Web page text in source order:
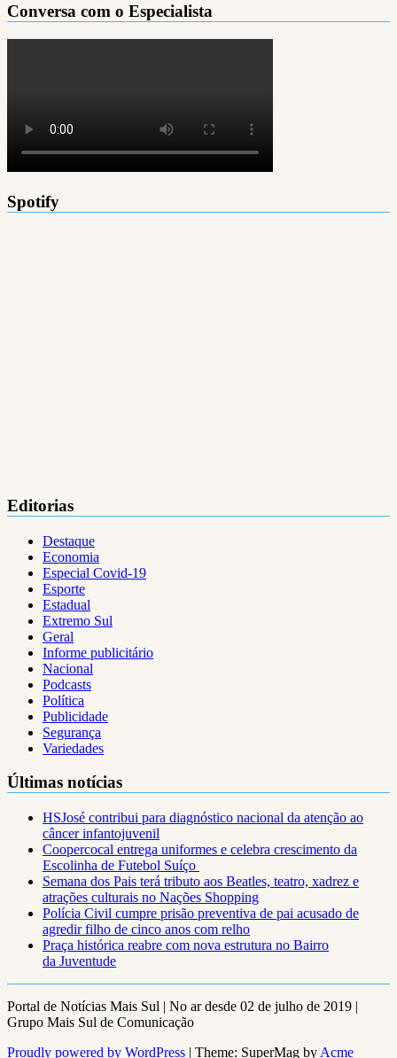
Conversa com o Especialista
Spotify
Editorias
Destaque
Economia
Especial Covid-19
Esporte
Estadual
Extremo Sul
Geral
Informe publicitário
Nacional
Podcasts
Política
Publicidade
Segurança
Variedades
Últimas notícias
HSJosé contribui para diagnóstico nacional da atenção ao
câncer infantojuvenil
Coopercocal entrega uniformes e celebra crescimento da
Escolinha de Futebol Suíço
Semana dos Pais terá tributo aos Beatles, teatro, xadrez e
atrações culturais no Nações Shopping
Polícia Civil cumpre prisão preventiva de pai acusado de
agredir filho de cinco anos com relho
Praça histórica reabre com nova estrutura no Bairro
da Juventude
Portal de Notícias Mais Sul | No ar desde 02 de julho de 2019 |
Grupo Mais Sul de Comunicação
Proudly powered by WordPress | Theme: SuperMag by Acme